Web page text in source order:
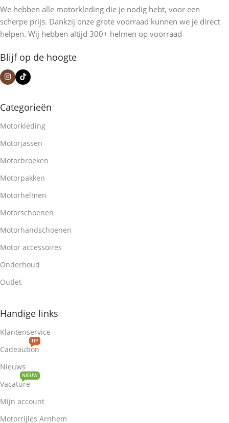
We hebben alle motorkleding die je nodig hebt, voor een
scherpe prijs. Dankzij onze grote voorraad kunnen we je direct
helpen. Wij hebben altijd 300+ helmen op voorraad
Blijf op de hoogte
Categorieën
Motorkleding
Motorjassen
Motorbroeken
Motorpakken
Motorhelmen
Motorschoenen
Motorhandschoenen
Motor accessoires
Onderhoud
Outlet
Handige links
Klantenservice
Cadeaubon
TIP
Nieuws
Vacature
NIEUW
Mijn account
Motorrijles Arnhem